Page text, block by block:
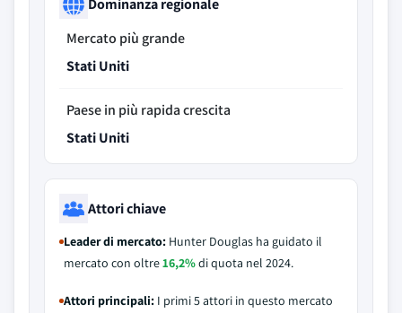
Mercato più grande
Stati Uniti
Paese in più rapida crescita
Stati Uniti
Attori chiave
Leader di mercato: Hunter Douglas ha guidato il
mercato con oltre16,2%di quota nel 2024.
Attori principali: I primi 5 attori in questo mercato